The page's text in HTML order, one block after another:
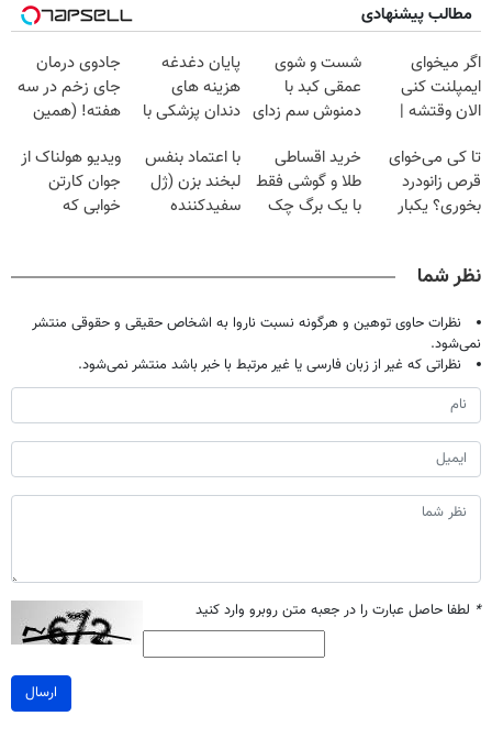
مطالب پیشنهادی
اگر میخوای
ایمپلنت کنی
الان وقتشه |
میلیون تومان!!!
شست و شوی
عمقی کبد با
دمنوش سم زدای
پایان دغدغه
هزینه های
دندان پزشکی با
خانگی
جادوی درمان
جای زخم در سه
هفته! (همین
صحبت کنید)
تا کی می‌خوای
قرص زانودرد
بخوری؟ یکبار
خرید اقساطی
طلا و گوشی فقط
با یک برگ چک
با اعتماد بنفس
لبخند بزن (ژل
سفیدکننده
ویدیو هولناک از
جوان کارتن
خوابی که
نظر شما
نظرات حاوی توهین و هرگونه نسبت ناروا به اشخاص حقیقی و حقوقی منتشر
نمی‌شود.
نظراتی که غیر از زبان فارسی یا غیر مرتبط با خبر باشد منتشر نمی‌شود.
* لطفا حاصل عبارت را در جعبه متن روبرو وارد کنید
ارسال